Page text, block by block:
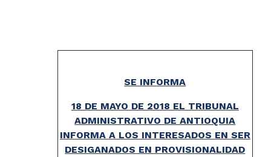
SE INFORMA
18 DE MAYO DE 2018 EL TRIBUNAL
ADMINISTRATIVO DE ANTIOQUIA
INFORMA A LOS INTERESADOS EN SER
DESIGANADOS EN PROVISIONALIDAD